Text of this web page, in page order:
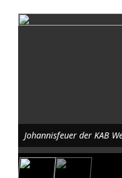
J
n
i